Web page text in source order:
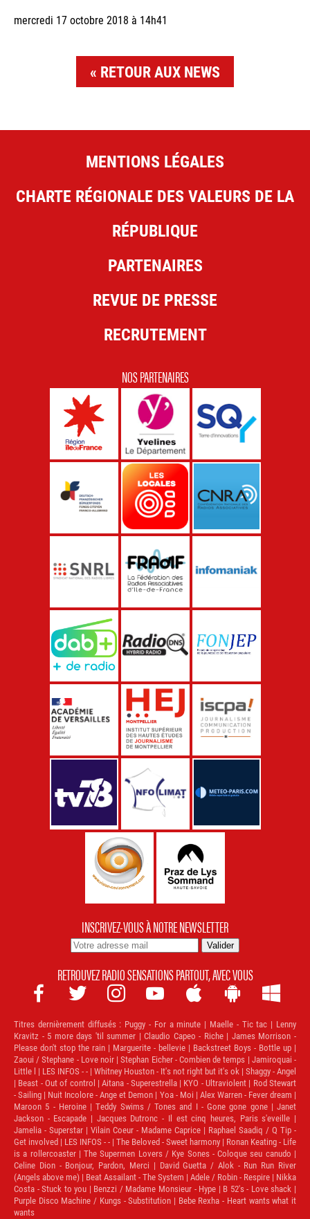
mercredi 17 octobre 2018 à 14h41
RETOUR AUX NEWS
MENTIONS LÉGALES
CHARTE RÉGIONALE DES VALEURS DE LA
RÉPUBLIQUE
PARTENAIRES
REVUE DE PRESSE
RECRUTEMENT
NOS PARTENAIRES
INSCRIVEZ-VOUS À NOTRE NEWSLETTER
RETROUVEZ RADIO SENSATIONS PARTOUT, AVEC VOUS
      
Titres dernièrement diffusés : Puggy - For a minute | Maelle - Tic tac | Lenny
Kravitz - 5 more days 'til summer | Claudio Capeo - Riche | James Morrison -
Please don't stop the rain | Marguerite - bellevie | Backstreet Boys - Bottle up |
Zaoui / Stephane - Love noir | Stephan Eicher - Combien de temps | Jamiroquai -
Little l | LES INFOS - - | Whitney Houston - It's not right but it's ok | Shaggy - Angel
| Beast - Out of control | Aitana - Superestrella | KYO - Ultraviolent | Rod Stewart
- Sailing | Nuit Incolore - Ange et Demon | Yoa - Moi | Alex Warren - Fever dream |
Maroon 5 - Heroine | Teddy Swims / Tones and I - Gone gone gone | Janet
Jackson - Escapade | Jacques Dutronc - Il est cinq heures, Paris s'eveille |
Jamelia - Superstar | Vilain Coeur - Madame Caprice | Raphael Saadiq / Q Tip -
Get involved | LES INFOS - - | The Beloved - Sweet harmony | Ronan Keating - Life
is a rollercoaster | The Supermen Lovers / Kye Sones - Coloque seu canudo |
Celine Dion - Bonjour, Pardon, Merci | David Guetta / Alok - Run Run River
(Angels above me) | Beat Assailant - The System | Adele / Robin - Respire | Nikka
Costa - Stuck to you | Benzzi / Madame Monsieur - Hype | B 52's - Love shack |
Purple Disco Machine / Kungs - Substitution | Bebe Rexha - Heart wants what it
wants